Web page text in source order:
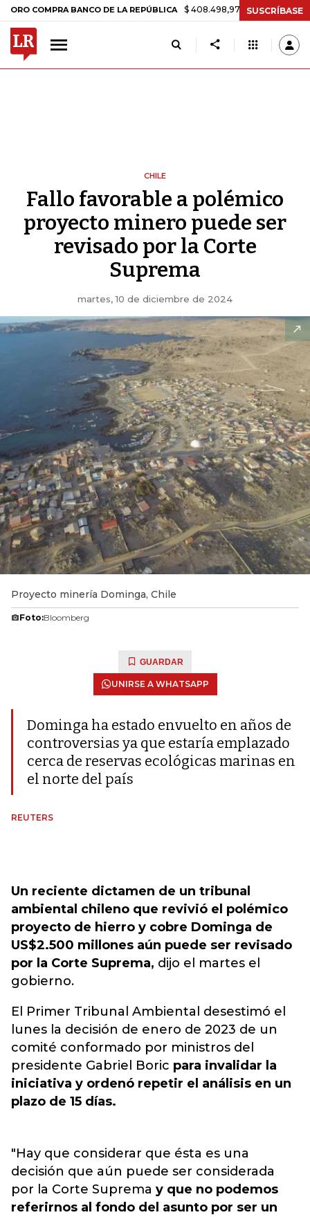
BANCO DE LA REPÚBLICA $ 408.498,97 +$ 8.753,81 +2,19%
SUSCRÍBASE
CHILE
Fallo favorable a polémico
proyecto minero puede ser
revisado por la Corte
Suprema
martes, 10 de diciembre de 2024
Proyecto minería Dominga, Chile
Foto:Bloomberg
GUARDAR
UNIRSE A WHATSAPP
Dominga ha estado envuelto en años de
controversias ya que estaría emplazado
cerca de reservas ecológicas marinas en
el norte del país
REUTERS
Un reciente dictamen de un tribunal
ambiental chileno que revivió el polémico
proyecto de hierro y cobre Dominga de
US$2.500 millones aún puede ser revisado
por la Corte Suprema, dijo el martes el
gobierno.
El Primer Tribunal Ambiental desestimó el
lunes la decisión de enero de 2023 de un
comité conformado por ministros del
presidente Gabriel Boric para invalidar la
iniciativa y ordenó repetir el análisis en un
plazo de 15 días.
"Hay que considerar que ésta es una
decisión que aún puede ser considerada
por la Corte Suprema y que no podemos
referirnos al fondo del asunto por ser un